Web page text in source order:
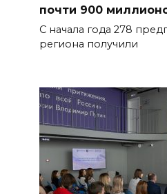
почти 900
С начала года 278
региона получили